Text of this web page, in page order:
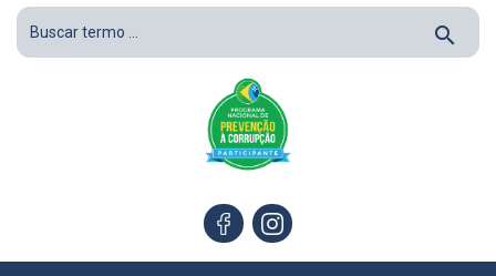
search